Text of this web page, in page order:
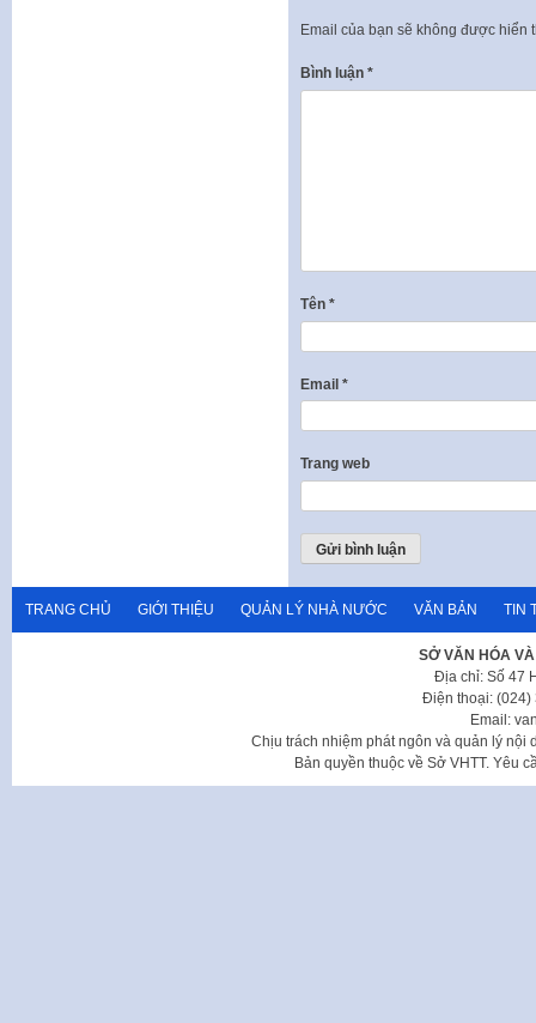
Email của bạn sẽ không được hiển
Bình luận *
Tên *
Email *
Trang web
TRANG CHỦ GIỚI THIỆU QUẢN LÝ NHÀ NƯỚC VĂN BẢN TIN
SỞ VĂN HÓA
Địa chỉ: Số 47
Điện thoại: (024)
Email:
Chịu trách nhiệm phát ngôn và quản lý nội
Bản quyền thuộc về Sở VHTT. Yêu